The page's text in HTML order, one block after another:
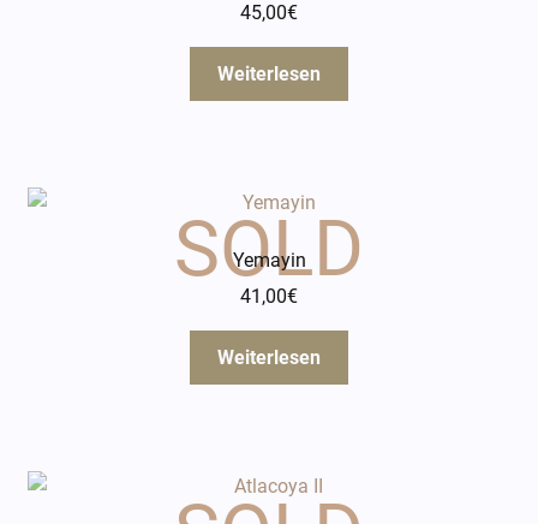
45,00€
Weiterlesen
Yemayin
41,00€
Weiterlesen